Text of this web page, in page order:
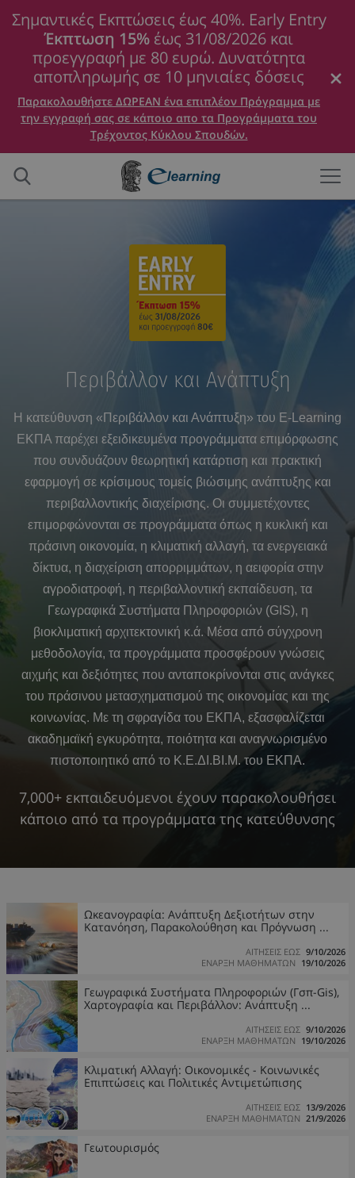
Σημαντικές Εκπτώσεις έως 40%. Early Entry
Έκπτωση 15% έως 31/08/2026 και
προεγγραφή με 80 ευρώ. Δυνατότητα
αποπληρωμής σε 10 μηνιαίες δόσεις
Παρακολουθήστε ΔΩΡΕΑΝ ένα επιπλέον Πρόγραμμα με
την εγγραφή σας σε κάποιο απο τα Προγράμματα του
Τρέχοντος Κύκλου Σπουδών.
Περιβάλλον και Ανάπτυξη
Η κατεύθυνση «Περιβάλλον και Ανάπτυξη» του E-Learning
ΕΚΠΑ παρέχει εξειδικευμένα προγράμματα επιμόρφωσης
που συνδυάζουν θεωρητική κατάρτιση και πρακτική
εφαρμογή σε κρίσιμους τομείς βιώσιμης ανάπτυξης και
περιβαλλοντικής διαχείρισης. Οι συμμετέχοντες
επιμορφώνονται σε προγράμματα όπως η κυκλική και
πράσινη οικονομία, η κλιματική αλλαγή, τα ενεργειακά
δίκτυα, η διαχείριση απορριμμάτων, η αειφορία στην
αγροδιατροφή, η περιβαλλοντική εκπαίδευση, τα
Γεωγραφικά Συστήματα Πληροφοριών (GIS), η
βιοκλιματική αρχιτεκτονική κ.ά. Μέσα από σύγχρονη
μεθοδολογία, τα προγράμματα προσφέρουν γνώσεις
αιχμής και δεξιότητες που ανταποκρίνονται στις ανάγκες
του πράσινου μετασχηματισμού της οικονομίας και της
κοινωνίας. Με τη σφραγίδα του ΕΚΠΑ, εξασφαλίζεται
ακαδημαϊκή εγκυρότητα, ποιότητα και αναγνωρισμένο
πιστοποιητικό από το Κ.Ε.ΔΙ.ΒΙ.Μ. του ΕΚΠΑ.
7,000+ εκπαιδευόμενοι έχουν παρακολουθήσει
κάποιο από τα προγράμματα της κατεύθυνσης
Ωκεανογραφία: Ανάπτυξη Δεξιοτήτων στην
Κατανόηση, Παρακολούθηση και Πρόγνωση ...
ΑΙΤΗΣΕΙΣ ΕΩΣ 9/10/2026
ΕΝΑΡΞΗ ΜΑΘΗΜΑΤΩΝ 19/10/2026
Γεωγραφικά Συστήματα Πληροφοριών (Γσπ-Gis),
Χαρτογραφία και Περιβάλλον: Ανάπτυξη ...
ΑΙΤΗΣΕΙΣ ΕΩΣ 9/10/2026
ΕΝΑΡΞΗ ΜΑΘΗΜΑΤΩΝ 19/10/2026
Κλιματική Αλλαγή: Οικονομικές - Κοινωνικές
Επιπτώσεις και Πολιτικές Αντιμετώπισης
ΑΙΤΗΣΕΙΣ ΕΩΣ 13/9/2026
ΕΝΑΡΞΗ ΜΑΘΗΜΑΤΩΝ 21/9/2026
Γεωτουρισμός